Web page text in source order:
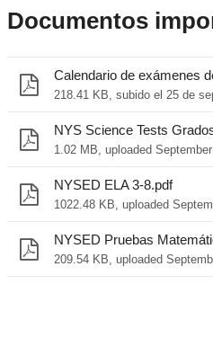
Documentos
Calendario de exámenes
218.41 KB, subido el 25 de
NYS Science Tests
1.02 MB, uploaded
NYSED ELA 3-8.pdf
1022.48 KB, uploaded
NYSED Pruebas
209.54 KB, uploaded